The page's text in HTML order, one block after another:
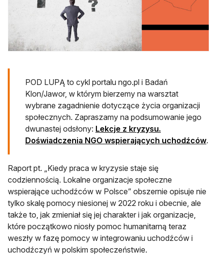
POD LUPĄ to cykl portalu ngo.pl i Badań
Klon/Jawor, w którym bierzemy na warsztat
wybrane zagadnienie dotyczące życia organizacji
społecznych. Zapraszamy na podsumowanie jego
dwunastej odsłony: Lekcje z kryzysu.
Doświadczenia NGO wspierających uchodźców.
Raport pt. „Kiedy praca w kryzysie staje się
codziennością. Lokalne organizacje społeczne
wspierające uchodźców w Polsce” obszernie opisuje nie
tylko skalę pomocy niesionej w 2022 roku i obecnie, ale
także to, jak zmieniał się jej charakter i jak organizacje,
które początkowo niosły pomoc humanitarną teraz
weszły w fazę pomocy w integrowaniu uchodźców i
uchodźczyń w polskim społeczeństwie.